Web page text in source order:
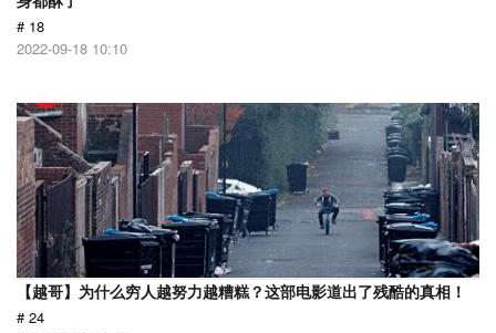
# 18
2022-09-18 10:10
【越哥】为什么穷人越努力越糟糕？这部电影道出了残酷的真相！
# 24